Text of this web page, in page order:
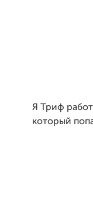
Я Триф
который